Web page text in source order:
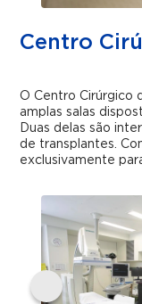
Centro
O Centro Cirúrgico
amplas salas
Duas delas são
de transplantes.
exclusivamente